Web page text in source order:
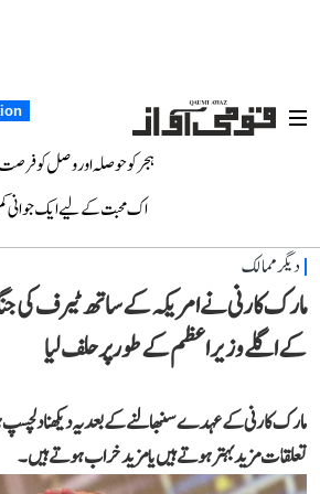
ہجر کو حوصلہ اور وصل کو
اک محبت کے لیے ایک جوانی
دیگر ممالک
مارک کارنی نے امریکہ کے ساتھ ٹیرف کی
کے اگلے وزیر اعظم کے طور پر حلف لیا
مارک کارنی کے عہدے سنبھالنے کے بعد یہ دیکھنا دلچسپ
تعلقات مزید بہتر ہوتے ہیں یا مزید خراب ہوتے ہیں۔